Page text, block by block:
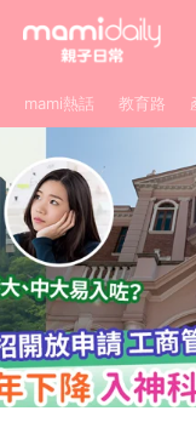
mami熱話 教育路